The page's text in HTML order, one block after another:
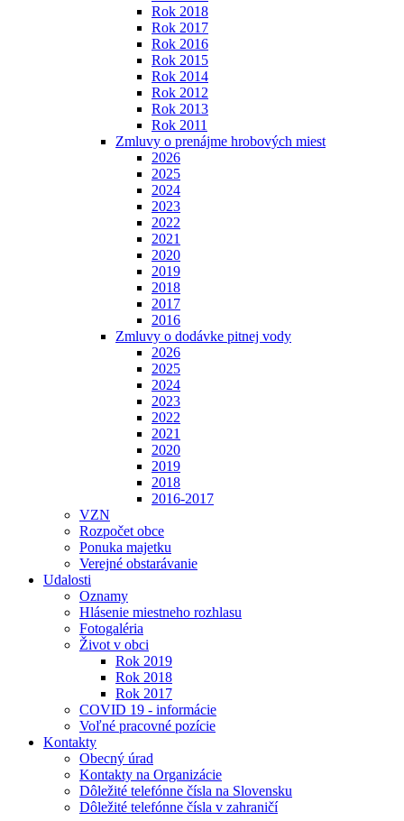
Rok 2018
Rok 2017
Rok 2016
Rok 2015
Rok 2014
Rok 2012
Rok 2013
Rok 2011
Zmluvy o prenájme hrobových miest
2026
2025
2024
2023
2022
2021
2020
2019
2018
2017
2016
Zmluvy o dodávke pitnej vody
2026
2025
2024
2023
2022
2021
2020
2019
2018
2016-2017
VZN
Rozpočet obce
Ponuka majetku
Verejné obstarávanie
Udalosti
Oznamy
Hlásenie miestneho rozhlasu
Fotogaléria
Život v obci
Rok 2019
Rok 2018
Rok 2017
COVID 19 - informácie
Voľné pracovné pozície
Kontakty
Obecný úrad
Kontakty na Organizácie
Dôležité telefónne čísla na Slovensku
Dôležité telefónne čísla v zahraničí